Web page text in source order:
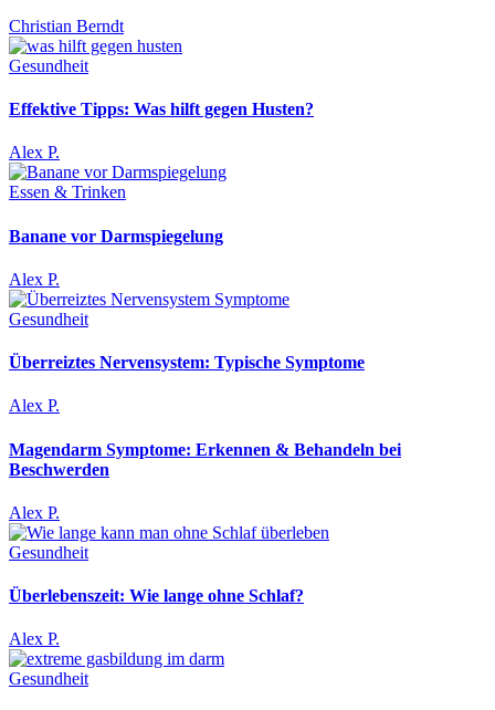
Christian Berndt
Gesundheit
Effektive Tipps: Was hilft gegen Husten?
Alex P.
Essen & Trinken
Banane vor Darmspiegelung
Alex P.
Gesundheit
Überreiztes Nervensystem: Typische Symptome
Alex P.
Magendarm Symptome: Erkennen & Behandeln bei
Beschwerden
Alex P.
Gesundheit
Überlebenszeit: Wie lange ohne Schlaf?
Alex P.
Gesundheit